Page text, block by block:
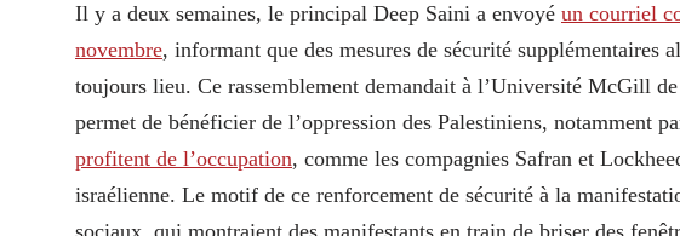
Il y a deux semaines, le principal Deep Saini a envoyé un courriel
novembre, informant que des mesures de sécurité supplémentaires
toujours lieu. Ce rassemblement demandait à l’Université McGill
permet de bénéficier de l’oppression des Palestiniens, notamment
profitent de l’occupation, comme les compagnies Safran et
israélienne. Le motif de ce renforcement de sécurité à la